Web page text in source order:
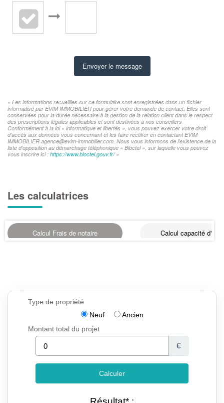
Envoyer le message
« Les informations recueillies sur ce formulaire sont enregistrées dans un fichier
informatisé par EVIM IMMOBILIER pour gérer votre demande de contact. Elles sont
conservées pour la durée nécessaire à la gestion de la relation client dans le respect
des prescriptions légales applicables et sont destinées à nos conseillers
Conformément à la loi « informatique et libertés », vous pouvez exercer votre droit
d'accès aux données vous concernant et les faire rectifier en contactant EVIM
IMMOBILIER agence@evim-immobilier.com. Nous vous informons de l'existence de la
liste d'opposition au démarchage téléphonique « Bloctel », sur laquelle vous pouvez
vous inscrire ici : https://www.bloctel.gouv.fr/»
Les calculatrices
Calcul Frais de notaire Calcul capacité